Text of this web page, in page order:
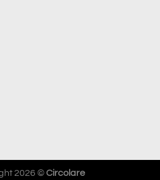
2026 ©Circolare